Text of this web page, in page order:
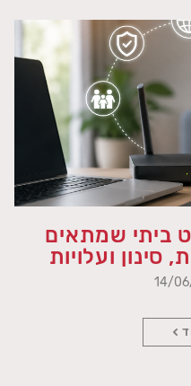
ביתי שמתאים
ועלויות